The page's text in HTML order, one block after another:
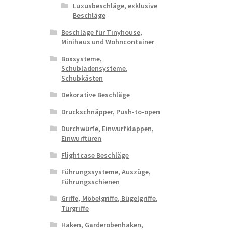
Luxusbeschläge, exklusive
Beschläge
Beschläge für Tinyhouse,
Minihaus und Wohncontainer
Boxsysteme,
Schubladensysteme,
Schubkästen
Dekorative Beschläge
Druckschnäpper, Push-to-open
Durchwürfe, Einwurfklappen,
Einwurftüren
Flightcase Beschläge
Führungssysteme, Auszüge,
Führungsschienen
Griffe, Möbelgriffe, Bügelgriffe,
Türgriffe
Haken, Garderobenhaken,